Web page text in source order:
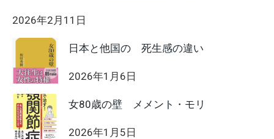
2026年2月11日
日本と他国の 死生感の違い
2026年1月6日
女80歳の壁 メメント・モリ
2026年1月5日